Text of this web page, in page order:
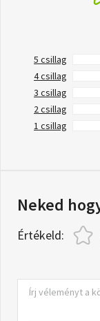
5 csillag
4 csillag
3 csillag
2 csillag
1 csillag
Neked
Értékeld: